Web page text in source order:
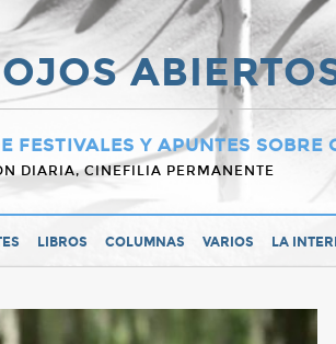
FESTIVALES Y APUNTES SOBRE
DIARIA, CINEFILIA PERMANENTE
LIBROS COLUMNAS VARIOS LA